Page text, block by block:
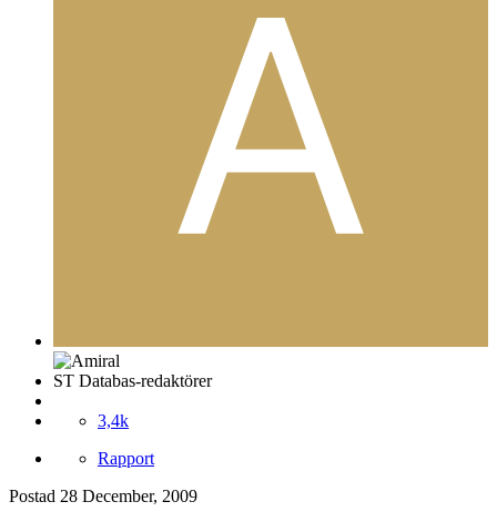
ST Databas-redaktörer
3,4k
Rapport
Postad 28 December, 2009